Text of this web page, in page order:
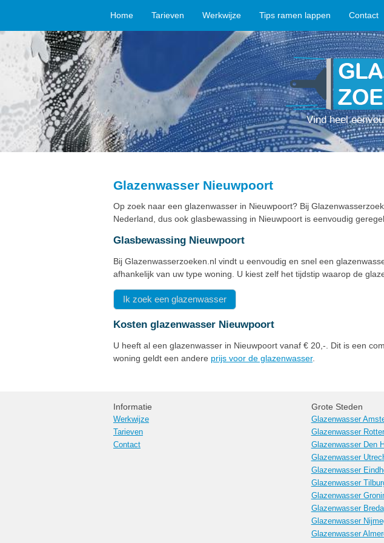
Home Tarieven Werkwijze Tips ramen lappen Contact
Vind heel
Glazenwasser Nieuwpoort
Op zoek naar een glazenwasser in Nieuwpoort? Bij
Nederland, dus ook glasbewassing in Nieuwpoort is eenvoudig
Glasbewassing Nieuwpoort
Bij Glazenwasserzoeken.nl vindt u eenvoudig en snel een
afhankelijk van uw type woning. U kiest zelf het tijdstip waarop de
Ik zoek een glazenwasser
Kosten glazenwasser Nieuwpoort
U heeft al een glazenwasser in Nieuwpoort vanaf € 20,-. Dit is een
woning geldt een andere prijs voor de glazenwasser.
Informatie
Werkwijze
Tarieven
Contact
Grote Steden
Glazenwasser
Glazenwasser
Glazenwasser Den
Glazenwasser
Glazenwasser
Glazenwasser
Glazenwasser
Glazenwasser Breda
Glazenwasser
Glazenwasser